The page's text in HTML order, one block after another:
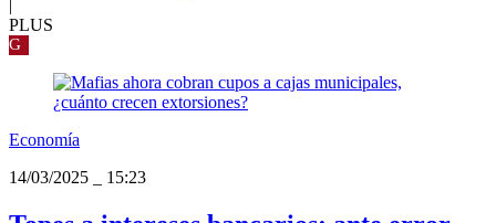
|
PLUS
G
Economía
14/03/2025
15:23